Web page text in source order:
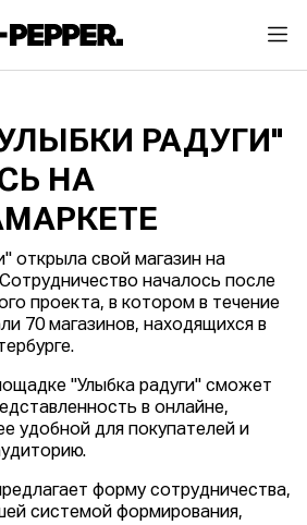
РАДУГИ"
НА
открыла свой магазин на
началось после
проекта, в котором в течение
70 магазинов, находящихся в
"Улыбка радуги" сможет
в онлайне,
удобной для покупателей и
форму сотрудничества,
системой формирования,